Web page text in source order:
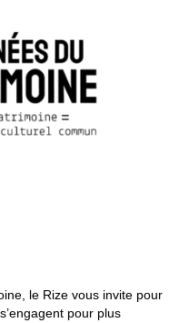
le Rize vous invite pour
pour plus